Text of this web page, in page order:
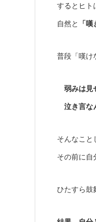
するとヒト
自然と 「
普段「嘆け
弱みは見
泣き言な
そんなこと
その前に自
ひたすら鼓